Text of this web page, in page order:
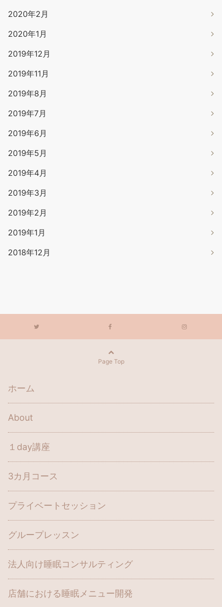
2020年2月
2020年1月
2019年12月
2019年11月
2019年8月
2019年7月
2019年6月
2019年5月
2019年4月
2019年3月
2019年2月
2019年1月
2018年12月
Page Top
ホーム
About
１day講座
3カ月コース
プライベートセッション
グループレッスン
法人向け睡眠コンサルティング
店舗における睡眠メニュー開発